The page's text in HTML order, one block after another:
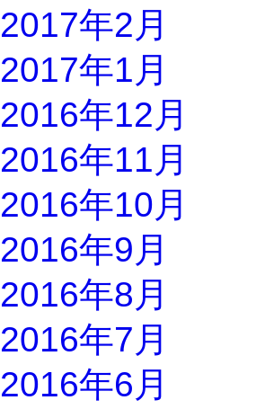
2017年2月
2017年1月
2016年12月
2016年11月
2016年10月
2016年9月
2016年8月
2016年7月
2016年6月